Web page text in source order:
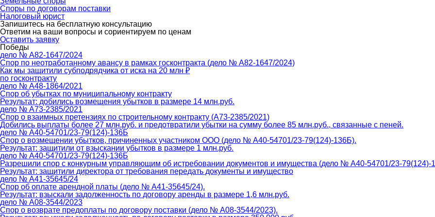
Споры по договорам поставки
Налоговый юрист
Запишитесь на бесплатную консультацию
Ответим на ваши вопросы и сориентируем по ценам
Оставить заявку
Победы
дело № А82-1647/2024
Спор по неотработанному авансу в рамках госконтракта (дело № А82-1647/2024)
Как мы защитили субподрядчика от иска на 20 млн ₽
по госконтракту
дело № А48-1864/2021
Спор об убытках по муниципальному контракту
Результат: добились возмещения убытков в размере 14 млн.руб.
дело № А73-2385/2021
Спор о взаимных претензиях по строительному контракту (А73-2385/2021)
Добились выплаты более 27 млн.руб. и предотвратили убытки на сумму более 85 млн.руб., связанные с пеней.
дело № А40-54701/23-79(124)-136Б
Спор о возмещении убытков, причиненных участником ООО (дело № А40-54701/23-79(124)-136Б).
Результат: защитили от взыскании убытков в размере 1 млн.руб.
дело № А40-54701/23-79(124)-136Б
Разрешили спор с конкурным управляющим об истребовании документов и имущества (дело № А40-54701/23-79(124)-
Результат: защитили директора от требования передать документы и имущество
дело № А41-35645/24
Спор об оплате арендной платы (дело № А41-35645/24).
Результат: взыскали задолженность по договору аренды в размере 1,6 млн.руб.
дело № А08-3544/2023
Спор о возврате предоплаты по договору поставки (дело № А08-3544/2023).